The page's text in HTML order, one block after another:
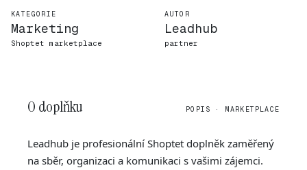
KATEGORIE
Marketing
Shoptet marketplace
AUTOR
Leadhub
partner
O doplňku POPIS · MARKETPLACE
Leadhub je profesionální Shoptet doplněk zaměřený
na sběr, organizaci a komunikaci s vašimi zájemci.